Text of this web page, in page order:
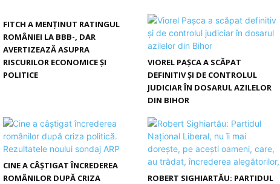
FITCH A MENȚINUT RATINGUL
ROMÂNIEI LA BBB-, DAR
AVERTIZEAZĂ ASUPRA
RISCURILOR ECONOMICE ȘI
POLITICE
VIOREL PAȘCA A SCĂPAT
DEFINITIV ȘI DE CONTROLUL
JUDICIAR ÎN DOSARUL AZILELOR
DIN BIHOR
CINE A CÂȘTIGAT ÎNCREDEREA
ROMÂNILOR DUPĂ CRIZA
ROBERT SIGHIARTĂU: PARTIDUL